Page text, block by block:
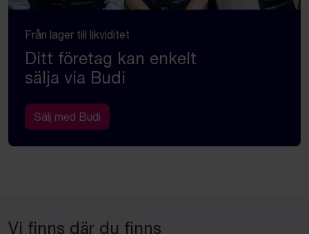
Från lager till likviditet
Ditt företag kan enkelt
sälja via Budi
Sälj med Budi
Vi finns där du finns